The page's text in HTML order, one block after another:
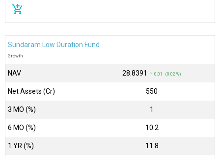
add_shopping_cart
Sundaram Low Duration Fund
Growth
NAV ₹28.8391 ↑ 0.01 (0.02 %)
Net Assets (Cr) ₹550
3 MO (%) 1
6 MO (%) 10.2
1 YR (%) 11.8